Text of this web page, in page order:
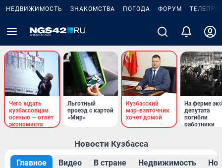
НЕДВИЖИМОСТЬ ЗНАКОМСТВА ПОГОДА ФОРУМ
Чего ждать
кузбассовцам
осенью — ответ
экономиста
Льготный
проезд с картой
«Мир»
Кузбасский
мэр-взяточник
хочет домой
На ферме
депутата
погибли
работники
Новости Кузбасса
Главное Видео В стране Недвижимость